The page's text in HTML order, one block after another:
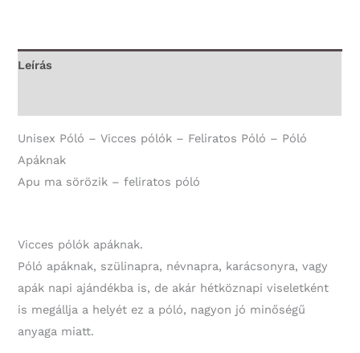
Póló
Apáknak
mennyiség
Leírás
Unisex Póló – Vicces pólók – Feliratos Póló – Póló
Apáknak
Apu ma sörözik – feliratos póló
Vicces pólók apáknak.
Póló apáknak, szülinapra, névnapra, karácsonyra, vagy
apák napi ajándékba is, de akár hétköznapi viseletként
is megállja a helyét ez a póló, nagyon jó minőségű
anyaga miatt.